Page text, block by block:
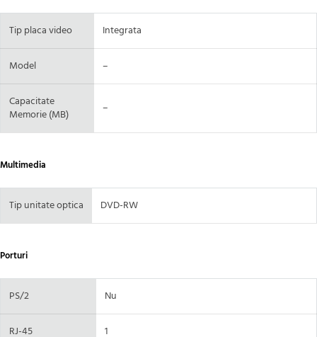
Tip placa video Integrata
Model –
Capacitate
Memorie (MB)
–
Multimedia
Tip unitate optica DVD-RW
Porturi
PS/2 Nu
RJ-45 1